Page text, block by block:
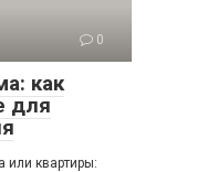
0
как
для
или квартиры: